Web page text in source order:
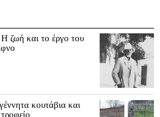
ζωή και το έργο του
κουτάβια και